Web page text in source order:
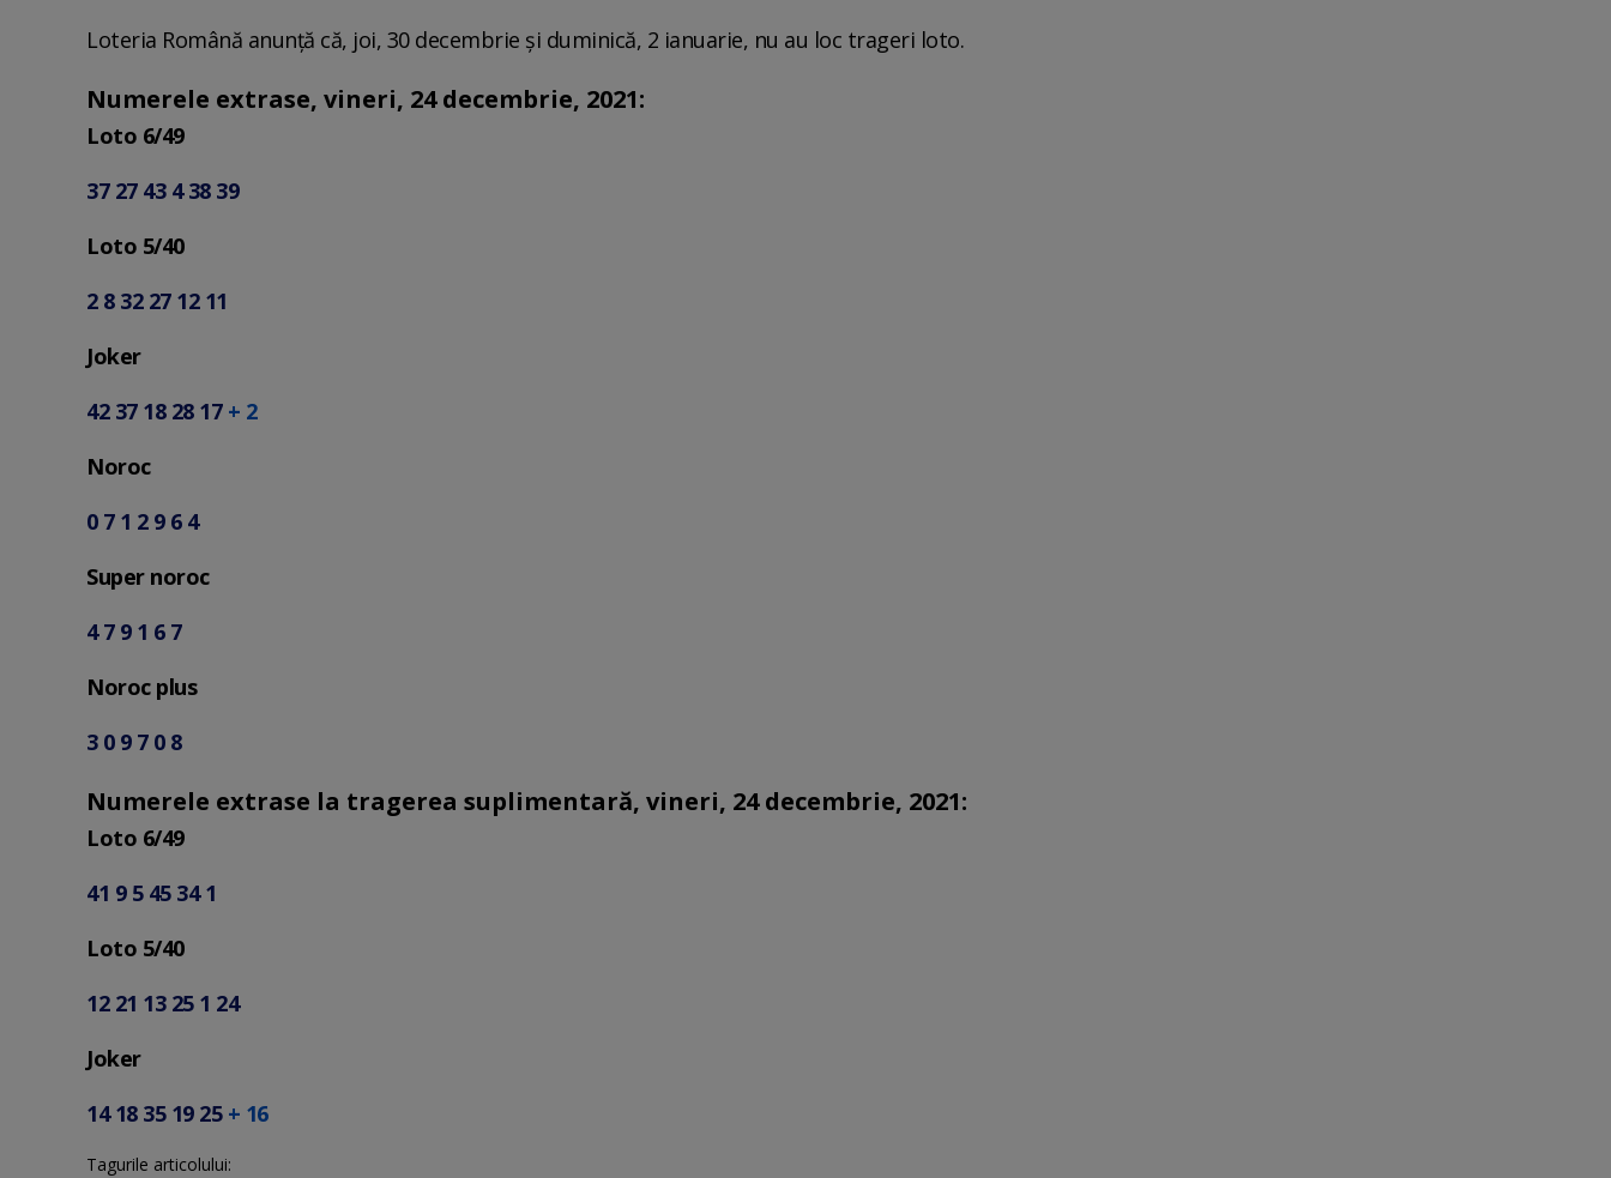
Loteria Română anunţă că, joi, 30 decembrie şi duminică, 2 ianuarie, nu au loc trageri loto.
Numerele extrase, vineri, 24 decembrie, 2021:
Loto 6/49
37 27 43 4 38 39
Loto 5/40
2 8 32 27 12 11
Joker
42 37 18 28 17 + 2
Noroc
0 7 1 2 9 6 4
Super noroc
4 7 9 1 6 7
Noroc plus
3 0 9 7 0 8
Numerele extrase la tragerea suplimentară, vineri, 24 decembrie, 2021:
Loto 6/49
41 9 5 45 34 1
Loto 5/40
12 21 13 25 1 24
Joker
14 18 35 19 25 + 16
Tagurile articolului: